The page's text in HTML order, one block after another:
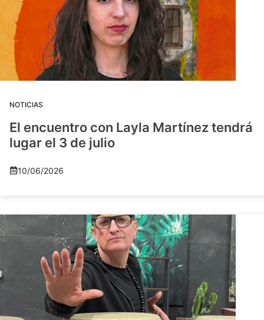
NOTICIAS
El encuentro con Layla Martínez tendrá
lugar el 3 de julio
10/06/2026